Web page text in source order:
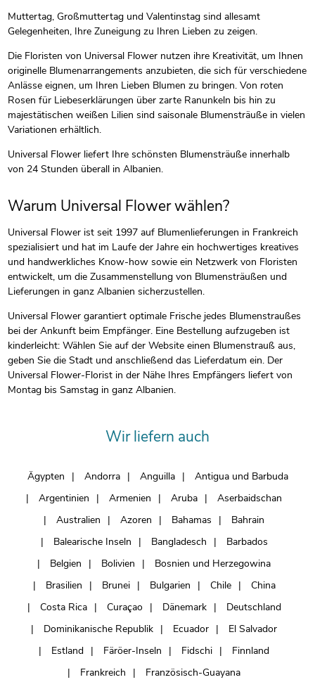
Muttertag, Großmuttertag und Valentinstag sind allesamt
Gelegenheiten, Ihre Zuneigung zu Ihren Lieben zu zeigen.
Die Floristen von Universal Flower nutzen ihre Kreativität, um Ihnen
originelle Blumenarrangements anzubieten, die sich für verschiedene
Anlässe eignen, um Ihren Lieben Blumen zu bringen. Von roten
Rosen für Liebeserklärungen über zarte Ranunkeln bis hin zu
majestätischen weißen Lilien sind saisonale Blumensträuße in vielen
Variationen erhältlich.
Universal Flower liefert Ihre schönsten Blumensträuße innerhalb
von 24 Stunden überall in Albanien.
Warum Universal Flower wählen?
Universal Flower ist seit 1997 auf Blumenlieferungen in Frankreich
spezialisiert und hat im Laufe der Jahre ein hochwertiges kreatives
und handwerkliches Know-how sowie ein Netzwerk von Floristen
entwickelt, um die Zusammenstellung von Blumensträußen und
Lieferungen in ganz Albanien sicherzustellen.
Universal Flower garantiert optimale Frische jedes Blumenstraußes
bei der Ankunft beim Empfänger. Eine Bestellung aufzugeben ist
kinderleicht: Wählen Sie auf der Website einen Blumenstrauß aus,
geben Sie die Stadt und anschließend das Lieferdatum ein. Der
Universal Flower-Florist in der Nähe Ihres Empfängers liefert von
Montag bis Samstag in ganz Albanien.
Wir liefern auch
Ägypten Andorra Anguilla
Antigua und Barbuda
Argentinien
Armenien Aruba
Aserbaidschan
Australien
Azoren Bahamas
Bahrain
Balearische Inseln
Bangladesch
Barbados
Belgien
Bolivien
Bosnien und Herzegowina
Brasilien
Brunei Bulgarien Chile
China
Costa Rica
Curaçao Dänemark
Deutschland
Dominikanische Republik
Ecuador
El Salvador
Estland
Färöer-Inseln Fidschi
Finnland
Frankreich
Französisch-Guayana